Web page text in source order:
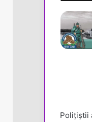
Polițiștii